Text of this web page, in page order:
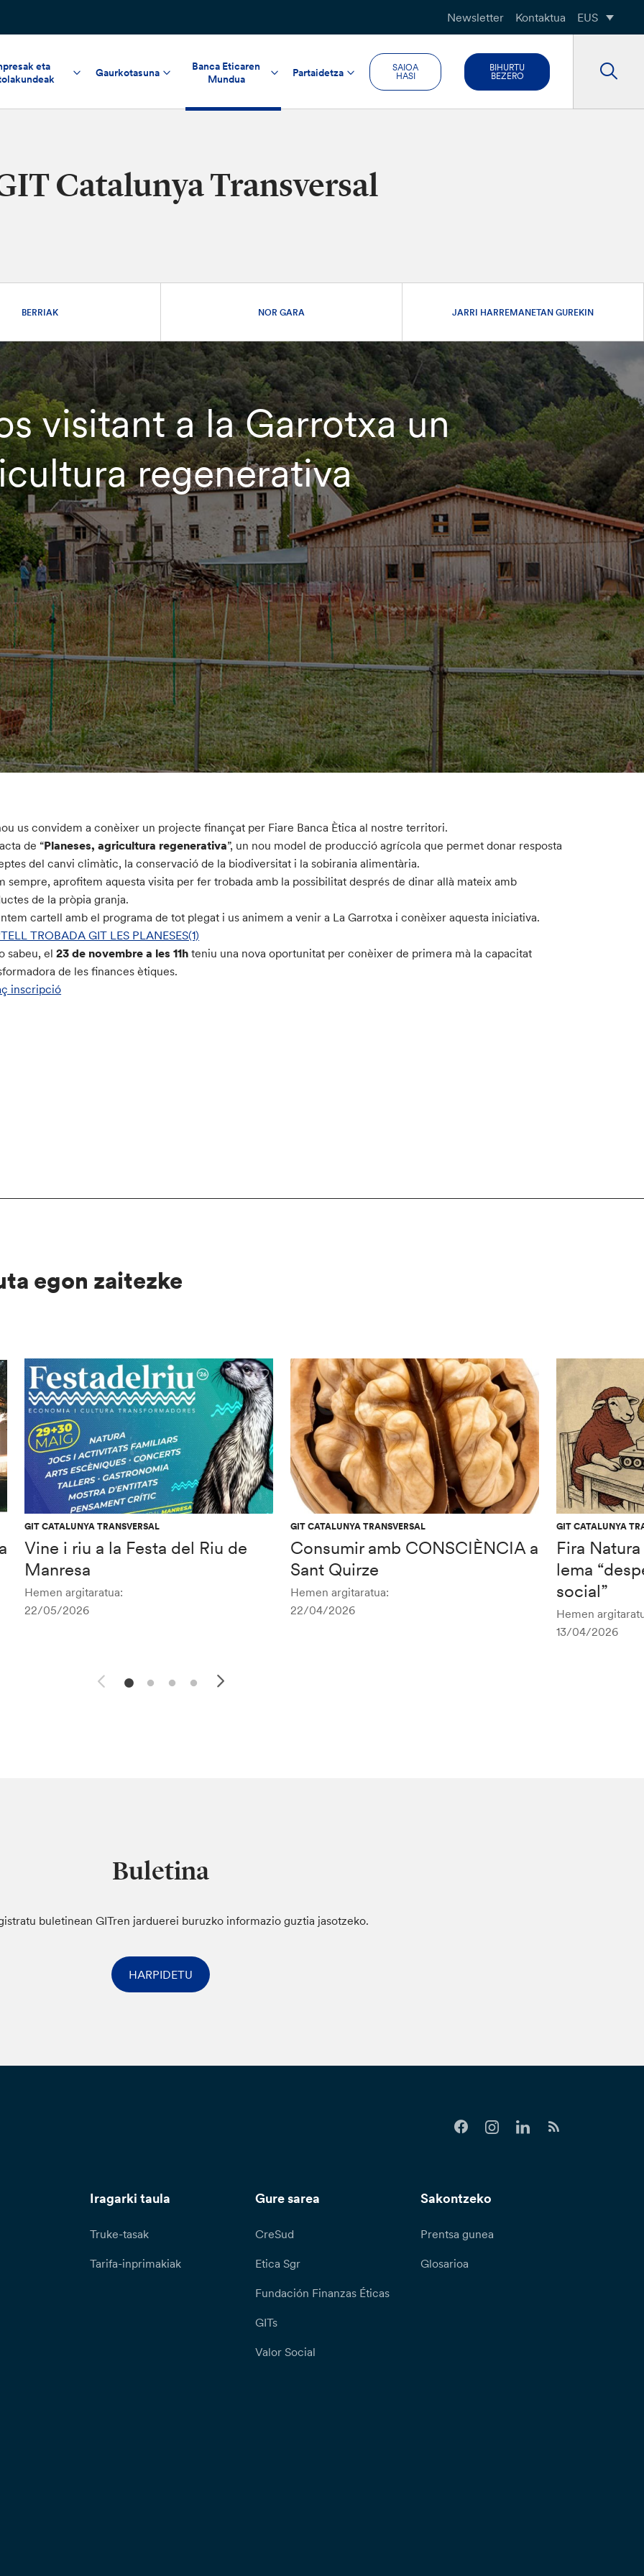
Newsletter Kontaktua EUS
eta
Gaurkotasuna
Banca Eticaren
Mundua
Partaidetza
SAIOA
HASI
BIHURTU
BEZERO
Catalunya Transversal
BERRIAK NOR GARA JARRI HARREMANETAN GUREKIN
visitant a la Garrotxa un
regenerativa
us convidem a conèixer un projecte finançat per Fiare Banca Ètica al nostre territori.
de “Planeses, agricultura regenerativa”, un nou model de producció agrícola que permet donar resposta
del canvi climàtic, la conservació de la biodiversitat i la sobirania alimentària.
sempre, aprofitem aquesta visita per fer trobada amb la possibilitat després de dinar allà mateix amb
de la pròpia granja.
cartell amb el programa de tot plegat i us animem a venir a La Garrotxa i conèixer aquesta iniciativa.
TROBADA GIT LES PLANESES(1)
sabeu, el23 de novembre a les 11h teniu una nova oportunitat per conèixer de primera mà la capacitat
de les finances ètiques.
inscripció
egon zaitezke
GIT CATALUNYA TRANSVERSAL
Vine i riu a la Festa del Riu de
Manresa
Hemen argitaratua:
22/05/2026
GIT CATALUNYA TRANSVERSAL
Consumir amb CONSCIÈNCIA a
Sant Quirze
Hemen argitaratua:
22/04/2026
GIT CATALUNYA
Fira
lema
social”
Hemen
13/04/2026
Buletina
buletinean GITren jarduerei buruzko informazio guztia jasotzeko.
HARPIDETU
Iragarki taula
Truke-tasak
Tarifa-inprimakiak
Gure sarea
CreSud
Etica Sgr
Fundación Finanzas Éticas
GITs
Valor Social
Sakontzeko
Prentsa gunea
Glosarioa